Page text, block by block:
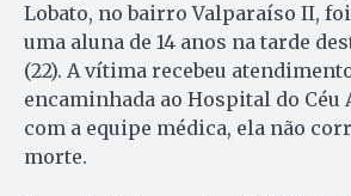
Lobato, no bairro Valparaíso II,
uma aluna de 14 anos na tarde
(22). A vítima recebeu
encaminhada ao Hospital do Céu
com a equipe médica, ela não
morte.